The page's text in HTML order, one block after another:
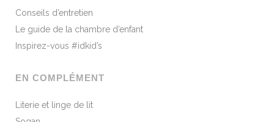
Conseils d’entretien
Le guide de la chambre d’enfant
Inspirez-vous #idkid’s
EN COMPLÉMENT
Literie et linge de lit